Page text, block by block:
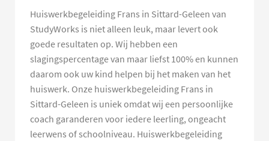
Huiswerkbegeleiding Frans in Sittard-Geleen van
StudyWorks is niet alleen leuk, maar levert ook
goede resultaten op. Wij hebben een
slagingspercentage van maar liefst 100% en kunnen
daarom ook uw kind helpen bij het maken van het
huiswerk. Onze huiswerkbegeleiding Frans in
Sittard-Geleen is uniek omdat wij een persoonlijke
coach garanderen voor iedere leerling, ongeacht
leerwens of schoolniveau. Huiswerkbegeleiding